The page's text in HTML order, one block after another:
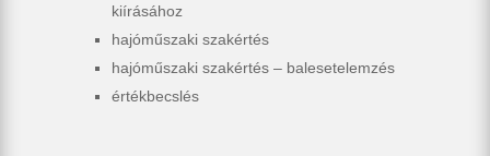
kiírásához
hajóműszaki szakértés
hajóműszaki szakértés – balesetelemzés
értékbecslés